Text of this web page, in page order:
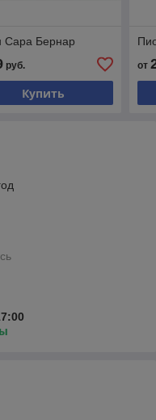
Сара Бернар
руб.
Купить
от